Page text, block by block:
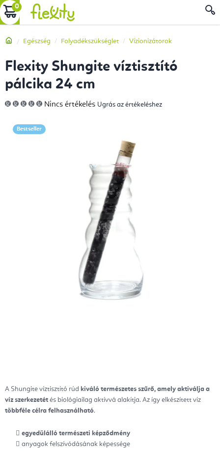
Ugrás
a
tartalomhoz
KOSÁR
Kezdőlap
Egészség Folyadékszükséglet Vízionizátorok
A Shungite víztisztító rúd kiváló természetes szűrő, amely aktiválja a
víz szerkezetét és biológiailag aktívvá alakítja. Az így elkészített víz
többféle célra felhasználható.
egyedülálló természeti képződmény
anyagok felszívódásának képessége
Flexity Shungite víztisztító
pálcika 24 cm
A
termék
5-
ből
Nincs értékelés Ugrás az értékeléshez
Bestseller